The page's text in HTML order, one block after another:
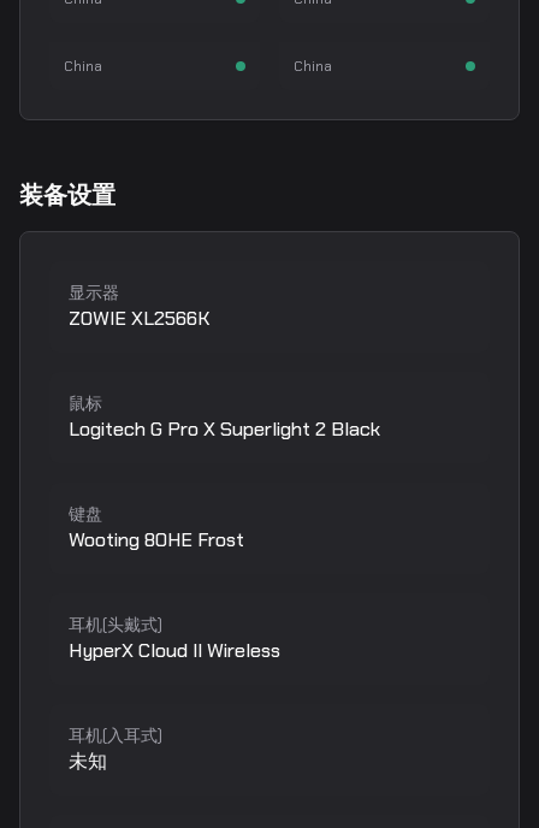
指挥
China 步枪手
China
装备设置
显示器
ZOWIE XL2566K
鼠标
Logitech G Pro X Superlight 2 Black
键盘
Wooting 80HE Frost
耳机(头戴式)
HyperX Cloud II Wireless
耳机(入耳式)
未知